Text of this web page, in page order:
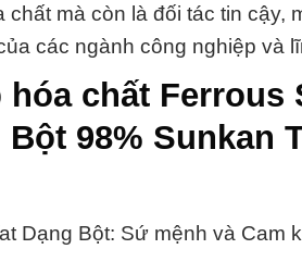
mà còn là đối tác tin cậy,
các ngành công nghiệp và
chất Ferrous
98% Sunkan
Dạng Bột: Sứ mệnh và Cam